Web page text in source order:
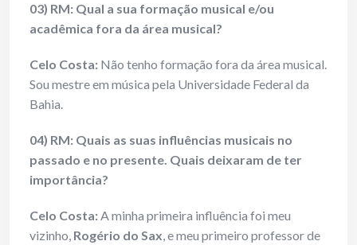
03) RM: Qual a sua formação musical e/ou
acadêmica fora da área musical?
Celo Costa: Não tenho formação fora da área musical.
Sou mestre em música pela Universidade Federal da
Bahia.
04) RM: Quais as suas influências musicais no
passado e no presente. Quais deixaram de ter
importância?
Celo Costa:A minha primeira influência foi meu
vizinho, Rogério do Sax, e meu primeiro professor de